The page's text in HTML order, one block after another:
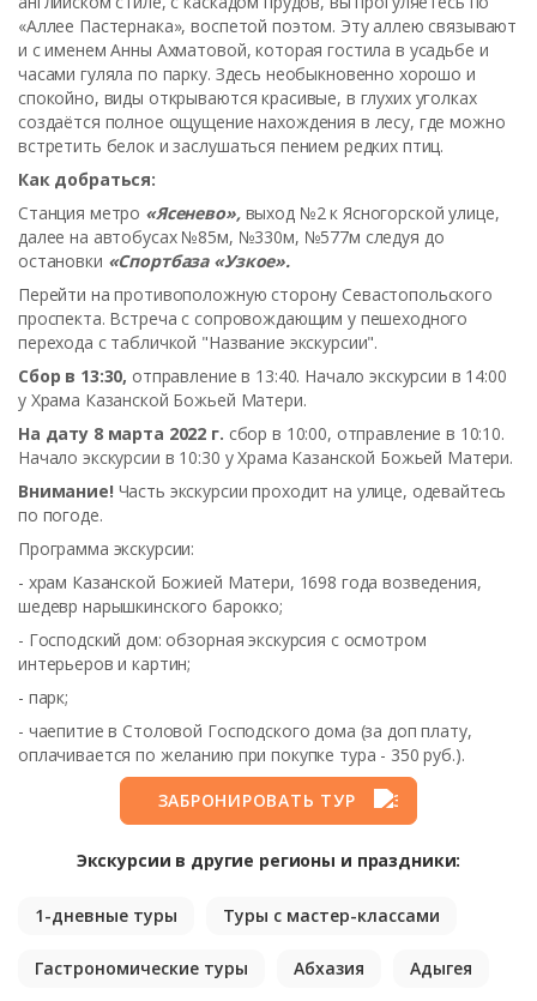
«Аллее Пастернака», воспетой поэтом. Эту аллею связывают
и с именем Анны Ахматовой, которая гостила в усадьбе и
часами гуляла по парку. Здесь необыкновенно хорошо и
спокойно, виды открываются красивые, в глухих уголках
создаётся полное ощущение нахождения в лесу, где можно
встретить белок и заслушаться пением редких птиц.
Как добраться:
Станция метро «Ясенево», выход №2 к Ясногорской улице,
далее на автобусах №85м, №330м, №577м следуя до
остановки «Спортбаза «Узкое».
Перейти на противоположную сторону Севастопольского
проспекта. Встреча с сопровождающим у пешеходного
перехода с табличкой "Название экскурсии".
Сбор в 13:30, отправление в 13:40. Начало экскурсии в 14:00
у Храма Казанской Божьей Матери.
На дату 8 марта 2022 г. сбор в 10:00, отправление в 10:10.
Начало экскурсии в 10:30 у Храма Казанской Божьей Матери.
Внимание! Часть экскурсии проходит на улице, одевайтесь
по погоде.
Программа экскурсии:
- храм Казанской Божией Матери, 1698 года возведения,
шедевр нарышкинского барокко;
- Господский дом: обзорная экскурсия с осмотром
интерьеров и картин;
- парк;
- чаепитие в Столовой Господского дома (за доп плату,
оплачивается по желанию при покупке тура - 350 руб.).
ЗАБРОНИРОВАТЬ ТУР
Экскурсии в другие регионы и праздники:
1-дневные туры Туры с мастер-классами
Гастрономические туры Абхазия Адыгея